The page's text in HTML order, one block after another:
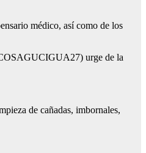
médico, así como de los
urge de la
de cañadas, imbornales,